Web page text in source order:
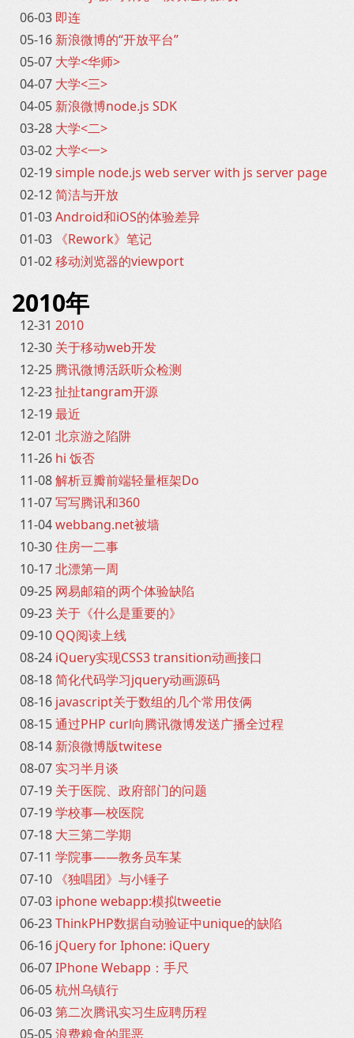
06-03 即连
05-16 新浪微博的“开放平台”
05-07 大学<华师>
04-07 大学<三>
04-05 新浪微博node.js SDK
03-28 大学<二>
03-02 大学<一>
02-19simple node.js web server with js server page
02-12简洁与开放
01-03Android和iOS的体验差异
01-03 《Rework》笔记
01-02移动浏览器的viewport
2010年
12-31 2010
12-30 关于移动web开发
12-25 腾讯微博活跃听众检测
12-23扯扯tangram开源
12-19最近
12-01 北京游之陷阱
11-26 hi 饭否
11-08解析豆瓣前端轻量框架Do
11-07写写腾讯和360
11-04webbang.net被墙
10-30住房一二事
10-17北漂第一周
09-25 网易邮箱的两个体验缺陷
09-23 关于《什么是重要的》
09-10 QQ阅读上线
08-24 iQuery实现CSS3 transition动画接口
08-18简化代码学习jquery动画源码
08-16 javascript关于数组的几个常用伎俩
08-15通过PHP curl向腾讯微博发送广播全过程
08-14 新浪微博版twitese
08-07 实习半月谈
07-19 关于医院、政府部门的问题
07-19学校事—校医院
07-18 大三第二学期
07-11 学院事——教务员车某
07-10 《独唱团》与小锤子
07-03 iphone webapp:模拟tweetie
06-23ThinkPHP数据自动验证中unique的缺陷
06-16 jQuery for Iphone: iQuery
06-07IPhone Webapp：手尺
06-05杭州乌镇行
06-03第二次腾讯实习生应聘历程
05-05浪费粮食的罪恶